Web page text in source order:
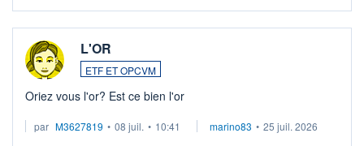
L'OR
ETF ET OPCVM
Oriez vous l'or? Est ce bien l'or
par M3627819 • 08 juil. • 10:41 marino83 • 25 juil. 2026